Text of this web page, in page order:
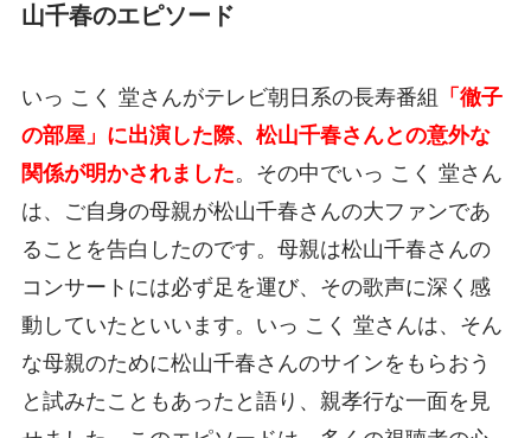
山千春のエピソード
いっ こく 堂さんがテレビ朝日系の長寿番組 「徹子
の部屋」に出演した際、松山千春さんとの意外な
関係が明かされました。その中でいっ こく 堂さん
は、ご自身の母親が松山千春さんの大ファンであ
ることを告白したのです。母親は松山千春さんの
コンサートには必ず足を運び、その歌声に深く感
動していたといいます。いっ こく 堂さんは、そん
な母親のために松山千春さんのサインをもらおう
と試みたこともあったと語り、親孝行な一面を見